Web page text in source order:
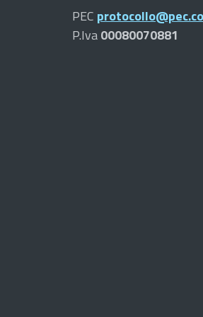
PEC
P.Iva00080070881